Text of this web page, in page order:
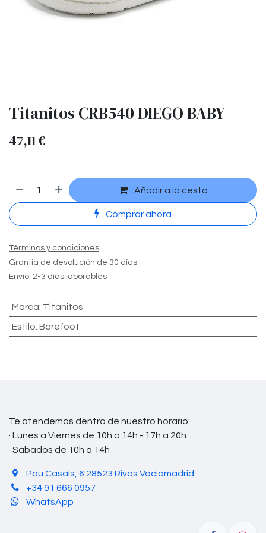
Titanitos CRB540 DIEGO BABY
47,11€
Añadir a la cesta
Comprar ahora
Términos y condiciones
Grantía de devolución de 30 días
Envío: 2-3 días laborables
Marca: Titanitos
Estilo: Barefoot
Te atendemos dentro de nuestro horario:
· Lunes a Viernes de 10h a 14h - 17h a 20h
· Sábados de 10h a 14h
Pau Casals, 6 28523 Rivas Vaciamadrid
+34 91 666 0957
WhatsApp